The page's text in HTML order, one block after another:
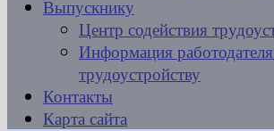
Выпускнику
Центр содействия
Информация
трудоустройству
Контакты
Карта сайта